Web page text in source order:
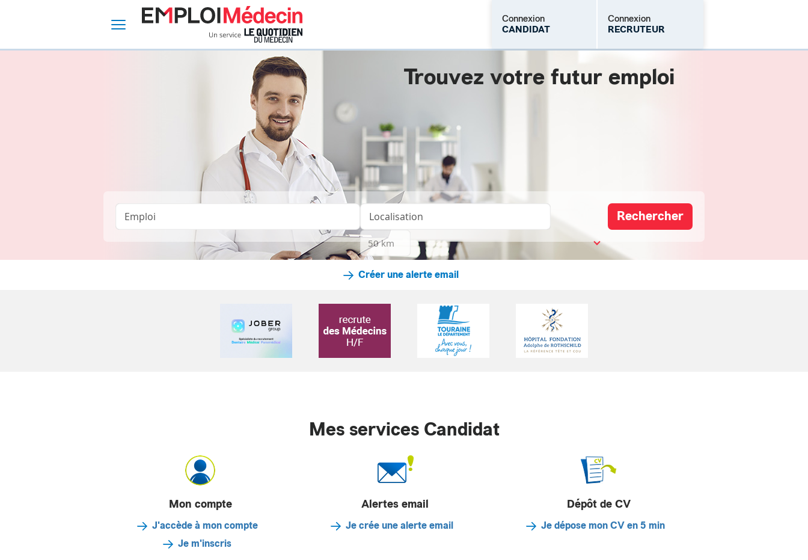
Connexion
CANDIDAT
Connexion
RECRUTEUR
M'inscrire Mot de passe oublié
Trouvez votre futur emploi
Créer une alerte email
Mes services Candidat
Mon compte
J'accède à mon compte
Je m'inscris
Alertes email
Je crée une alerte email
Dépôt de CV
Je dépose mon CV en 5 min